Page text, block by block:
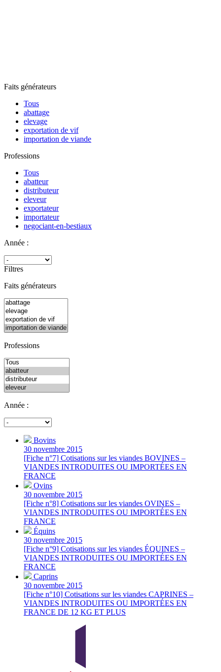
Faits générateurs
Tous
abattage
elevage
exportation de vif
importation de viande
Professions
Tous
abatteur
distributeur
eleveur
exportateur
importateur
negociant-en-bestiaux
Année :
Filtres
Faits générateurs
Professions
Année :
Bovins
30 novembre 2015
[Fiche n°7] Cotisations sur les viandes BOVINES –
VIANDES INTRODUITES OU IMPORTÉES EN
FRANCE
Ovins
30 novembre 2015
[Fiche n°8] Cotisations sur les viandes OVINES –
VIANDES INTRODUITES OU IMPORTÉES EN
FRANCE
Équins
30 novembre 2015
[Fiche n°9] Cotisations sur les viandes ÉQUINES –
VIANDES INTRODUITES OU IMPORTÉES EN
FRANCE
Caprins
30 novembre 2015
[Fiche n°10] Cotisations sur les viandes CAPRINES –
VIANDES INTRODUITES OU IMPORTÉES EN
FRANCE DE 12 KG ET PLUS